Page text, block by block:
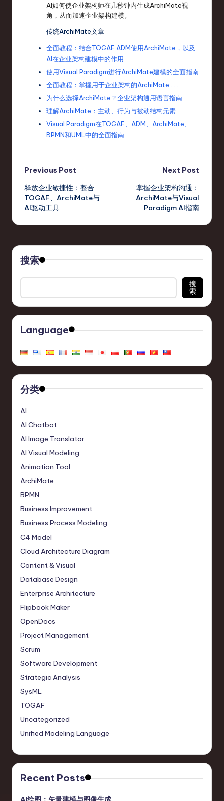
AI如何使企业架构师在几秒钟内生成ArchiMate视
角，从而加速企业架构建模。
传统ArchiMate文章
全面教程：结合TOGAF ADM使用ArchiMate，以及
AI在企业架构建模中的作用
使用Visual Paradigm进行ArchiMate建模的全面指南
全面教程：掌握用于企业架构的ArchiMate……
为什么选择ArchiMate？企业架构通用语言指南
理解ArchiMate：主动、行为与被动结构元素
Visual Paradigm在TOGAF、ADM、ArchiMate、
BPMN和UML中的全面指南
Post
navigation
Previous Post
释放企业敏捷性：整合
TOGAF、ArchiMate与
AI驱动工具
Next Post
掌握企业架构沟通：
ArchiMate与Visual
Paradigm AI指南
搜索
搜
索
Language
分类
AI
AI Chatbot
AI Image Translator
AI Visual Modeling
Animation Tool
ArchiMate
BPMN
Business Improvement
Business Process Modeling
C4 Model
Cloud Architecture Diagram
Content & Visual
Database Design
Enterprise Architecture
Flipbook Maker
OpenDocs
Project Management
Scrum
Software Development
Strategic Analysis
SysML
TOGAF
Uncategorized
Unified Modeling Language
Recent Posts